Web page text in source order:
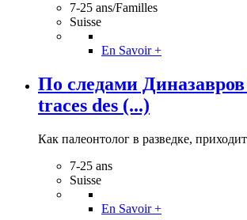
7-25 ans/Familles
Suisse
En Savoir +
По следами
traces des (...)
Как палеонтолог в разведке,
7-25 ans
Suisse
En Savoir +